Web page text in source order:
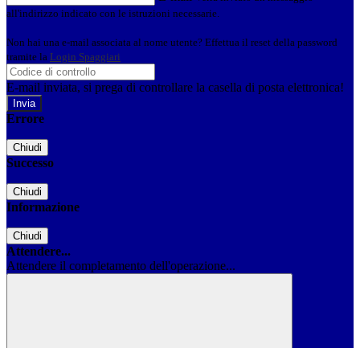
all'indirizzo indicato con le istruzioni necessarie.
Non hai una e-mail associata al nome utente? Effettua il reset della password
tramite la Login Spaggiari
E-mail inviata, si prega di controllare la casella di posta elettronica!
Errore
Chiudi
Successo
Chiudi
Informazione
Chiudi
Attendere...
Attendere il completamento dell'operazione...